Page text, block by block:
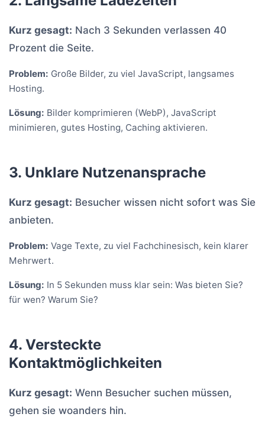
Kurz gesagt: Nach 3 Sekunden verlassen 40
Prozent die Seite.
Problem: Große Bilder, zu viel JavaScript, langsames
Hosting.
Lösung: Bilder komprimieren (WebP), JavaScript
minimieren, gutes Hosting, Caching aktivieren.
3. Unklare Nutzenansprache
Kurz gesagt: Besucher wissen nicht sofort was Sie
anbieten.
Problem: Vage Texte, zu viel Fachchinesisch, kein klarer
Mehrwert.
Lösung: In 5 Sekunden muss klar sein: Was bieten Sie?
für wen? Warum Sie?
4. Versteckte
Kontaktmöglichkeiten
Kurz gesagt: Wenn Besucher suchen müssen,
gehen sie woanders hin.